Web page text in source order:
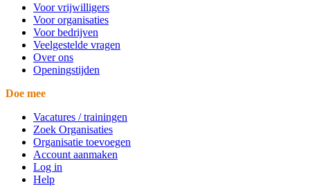
Voor vrijwilligers
Voor organisaties
Voor bedrijven
Veelgestelde vragen
Over ons
Openingstijden
Doe mee
Vacatures / trainingen
Zoek Organisaties
Organisatie toevoegen
Account aanmaken
Log in
Help